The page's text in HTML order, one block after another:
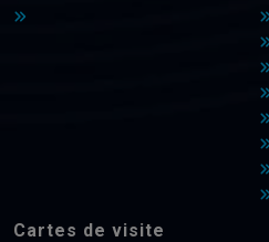
Cartes de visite